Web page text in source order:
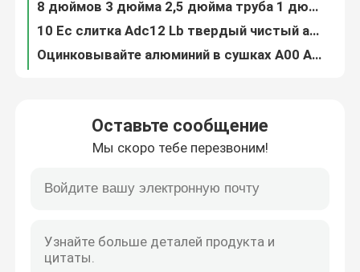
Наша фабрика
контроль качества
Холоднопрокатная алюминиевая катушка
Основной слиток 99,7 Lme A8 A7 алюминиевый связал и обеспечил
Слиток сплава Adc12 чистого алюминиевого слитка штранг-прессования основной 997 46000
Слиток Adc12 A7 Z12 99,7% сплава алюминия цинка особой чистоты 99,8% 99,9%
Оставьте сообщение
Мы скоро тебе перезвоним!